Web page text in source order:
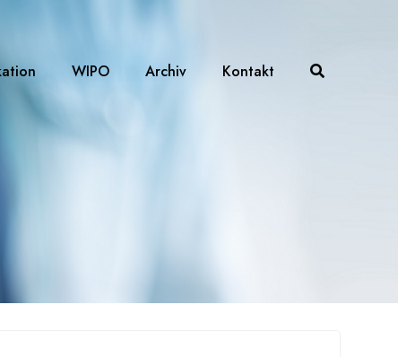
WIPO Archiv Kontakt